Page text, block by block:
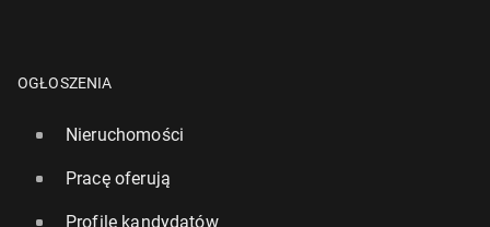
OGŁOSZENIA
Nieruchomości
Pracę oferują
Profile kandydatów